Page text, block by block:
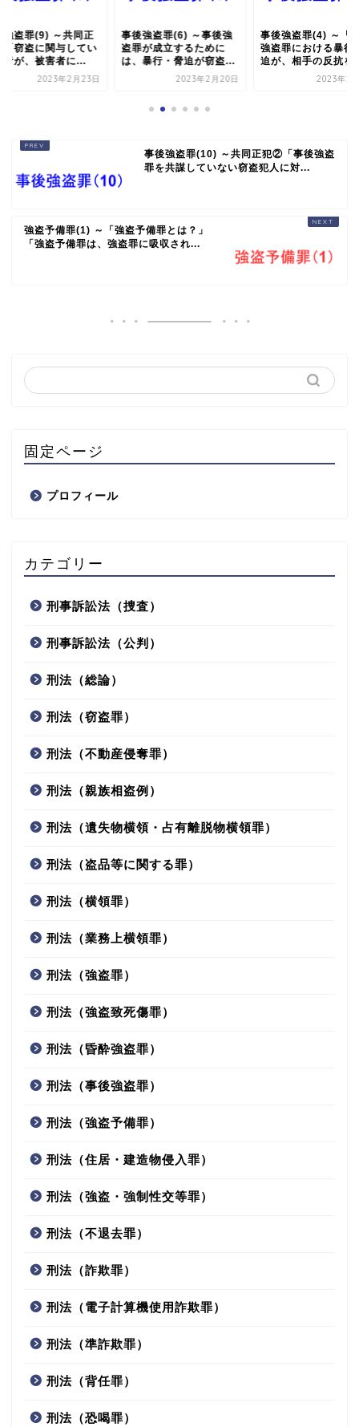
強盗罪(9) ～共同正
窃盗に関与してい
者が、被害者に...
2023年2月23日
事後強盗罪(6) ～事後強
盗罪が成立するために
は、暴行・脅迫が窃盗...
2023年2月20日
事後強盗罪(4) ～「
強盗罪における暴行
迫が、相手の反抗を
2023年2
事後強盗罪(10) ～共同正犯②「事後強盗
罪を共謀していない窃盗犯人に対...
強盗予備罪(1) ～「強盗予備罪とは？」
「強盗予備罪は、強盗罪に吸収され...
固定ページ
プロフィール
カテゴリー
刑事訴訟法（捜査）
刑事訴訟法（公判）
刑法（総論）
刑法（窃盗罪）
刑法（不動産侵奪罪）
刑法（親族相盗例）
刑法（遺失物横領・占有離脱物横領罪）
刑法（盗品等に関する罪）
刑法（横領罪）
刑法（業務上横領罪）
刑法（強盗罪）
刑法（強盗致死傷罪）
刑法（昏酔強盗罪）
刑法（事後強盗罪）
刑法（強盗予備罪）
刑法（住居・建造物侵入罪）
刑法（強盗・強制性交等罪）
刑法（不退去罪）
刑法（詐欺罪）
刑法（電子計算機使用詐欺罪）
刑法（準詐欺罪）
刑法（背任罪）
刑法（恐喝罪）